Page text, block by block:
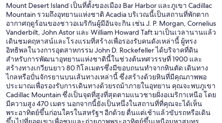
Mount Desert Island เป็นที่ตั้งของเมือง Bar Harbor และภูเขา Cadillac
Mountain รวมถึงอุทยานแห่งชาติ Acadia บริเวณนี้เป็นสถานที่พักตาก
อากาศฤดูร้อนของชาวอเมริกันผู้มีอันจะกิน เช่น J. P. Morgan, Cornelius
Vanderbilt, John Astor และ William Howard Taft มาเป็นเวลานานแล้ว
เดินชมคฤหาสน์และโรงแรมที่สร้างเพื่อรองรับคนดังเหล่านี้ ผู้ทรง
อิทธิพลในวงการอุตสาหกรรม John D. Rockefeller ได้บริจาคที่ดิน
สำหรับการพัฒนาอุทยานแห่งชาตินี้ในช่วงต้นทศวรรษที่ 1900 และ
สร้างทางเกวียนยาว 80 กิโลเมตรซึ่งมีขอบถนนทำจากหินตัด เดินทาง
ไกลหรือปั่นจักรยานบนเส้นทางเหล่านี้ ซึ่งสร้างด้วยหินที่มีคุณภาพพอ
ประมาณเพื่อรองรับการเดินทางด้วยรถม้าภายในอุทยาน คุณจะพบภูเขา
Cadillac Mountain ซึ่งเป็นจุดที่สูงที่สุดตามแนวชายฝั่งอเมริกาเหนือ โดย
มีความสูง 470 เมตร นอกจากนี้ยังเป็นหนึ่งในสถานที่ที่คุณจะได้เห็น
พระอาทิตย์ขึ้นก่อนใครในสหรัฐฯ อีกด้วย ตื่นแต่เช้าแล้วขับรถหรือเดิน